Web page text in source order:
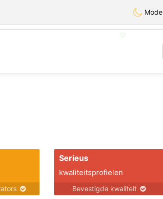
Mode
Serieus
kwaliteitsprofielen
Bevestigde kwaliteit